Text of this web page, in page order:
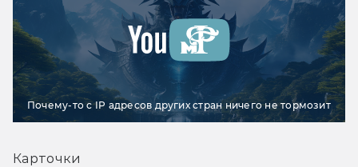
Почему-то с IP адресов других стран ничего не тормозит
Карточки